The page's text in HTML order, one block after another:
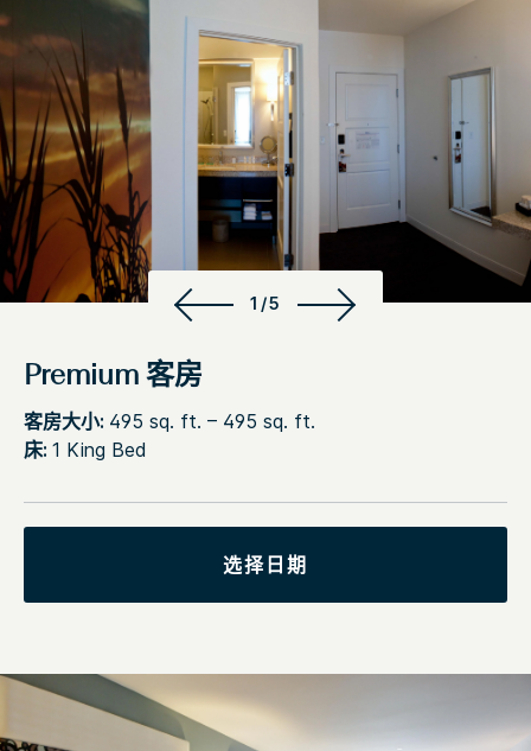
1/5
Premium 客房
客房大小: 495 sq. ft. – 495 sq. ft.
床: 1 King Bed
选择日期